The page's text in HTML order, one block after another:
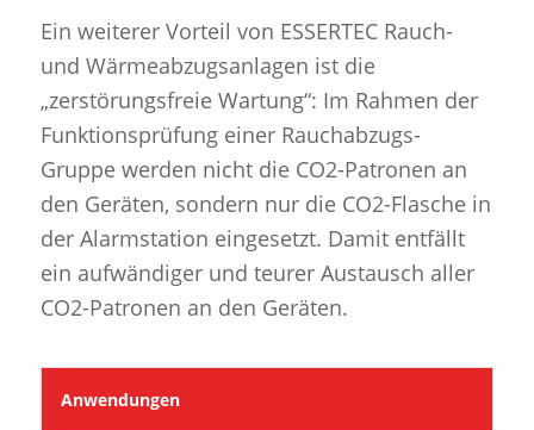
Ein weiterer Vorteil von ESSERTEC Rauch-
und Wärmeabzugsanlagen ist die
„zerstörungsfreie Wartung“: Im Rahmen der
Funktionsprüfung einer Rauchabzugs-
Gruppe werden nicht die CO2-Patronen an
den Geräten, sondern nur die CO2-Flasche in
der Alarmstation eingesetzt. Damit entfällt
ein aufwändiger und teurer Austausch aller
CO2-Patronen an den Geräten.
Anwendungen